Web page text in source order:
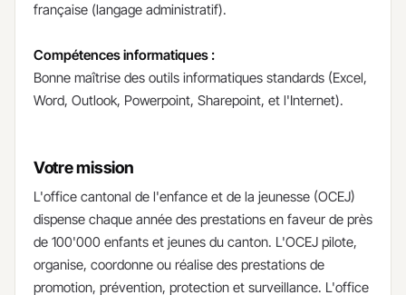
française (langage administratif).
Compétences informatiques :
Bonne maîtrise des outils informatiques standards (Excel,
Word, Outlook, Powerpoint, Sharepoint, et l'Internet).
Votre mission
​L'office cantonal de l'enfance et de la jeunesse (OCEJ)
dispense chaque année des prestations en faveur de près
de 100'000 enfants et jeunes du canton. L'OCEJ pilote,
organise, coordonne ou réalise des prestations de
promotion, prévention, protection et surveillance. L'office